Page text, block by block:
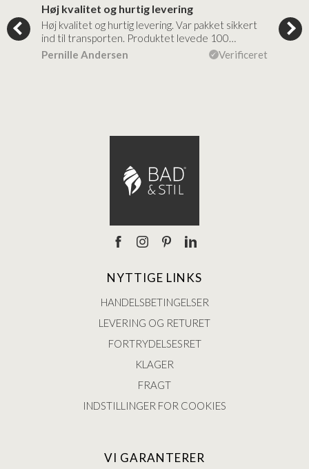
Høj kvalitet og hurtig levering
Høj kvalitet og hurtig levering. Var pakket sikkert
ind til transporten. Produktet levede 100…
Pernille Andersen
Verificeret
NYTTIGE LINKS
HANDELSBETINGELSER
LEVERING OG RETURET
FORTRYDELSESRET
KLAGER
FRAGT
INDSTILLINGER FOR COOKIES
VI GARANTERER